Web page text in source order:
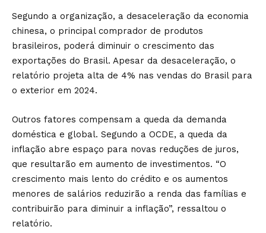
Segundo a organização, a desaceleração da economia
chinesa, o principal comprador de produtos
brasileiros, poderá diminuir o crescimento das
exportações do Brasil. Apesar da desaceleração, o
relatório projeta alta de 4% nas vendas do Brasil para
o exterior em 2024.
Outros fatores compensam a queda da demanda
doméstica e global. Segundo a OCDE, a queda da
inflação abre espaço para novas reduções de juros,
que resultarão em aumento de investimentos. “O
crescimento mais lento do crédito e os aumentos
menores de salários reduzirão a renda das famílias e
contribuirão para diminuir a inflação”, ressaltou o
relatório.